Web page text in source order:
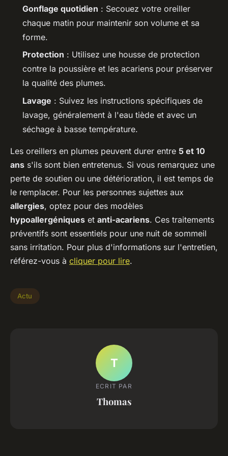
Gonflage quotidien : Secouez votre oreiller
chaque matin pour maintenir son volume et sa
forme.
Protection : Utilisez une housse de protection
contre la poussière et les acariens pour préserver
la qualité des plumes.
Lavage : Suivez les instructions spécifiques de
lavage, généralement à l'eau tiède et avec un
séchage à basse température.
Les oreillers en plumes peuvent durer entre 5 et 10
ans s'ils sont bien entretenus. Si vous remarquez une
perte de soutien ou une détérioration, il est temps de
le remplacer. Pour les personnes sujettes aux
allergies, optez pour des modèles
hypoallergéniques et anti-acariens. Ces traitements
préventifs sont essentiels pour une nuit de sommeil
sans irritation. Pour plus d'informations sur l'entretien,
référez-vous à cliquer pour lire.
Actu
T
ECRIT PAR
Thomas